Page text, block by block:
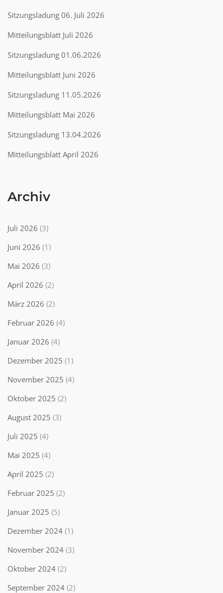
Sitzungsladung 06. Juli 2026
Mitteilungsblatt Juli 2026
Sitzungsladung 01.06.2026
Mitteilungsblatt Juni 2026
Sitzungsladung 11.05.2026
Mitteilungsblatt Mai 2026
Sitzungsladung 13.04.2026
Mitteilungsblatt April 2026
Archiv
Juli 2026 (3)
Juni 2026 (1)
Mai 2026 (3)
April 2026 (2)
März 2026 (2)
Februar 2026 (4)
Januar 2026 (4)
Dezember 2025 (1)
November 2025 (4)
Oktober 2025 (2)
August 2025 (3)
Juli 2025 (4)
Mai 2025 (4)
April 2025 (2)
Februar 2025 (2)
Januar 2025 (5)
Dezember 2024 (1)
November 2024 (3)
Oktober 2024 (2)
September 2024 (2)